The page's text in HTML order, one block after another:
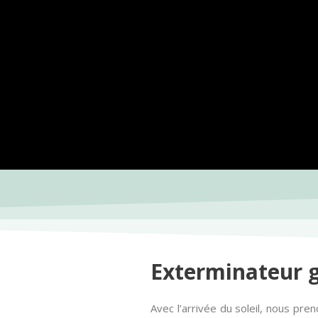
Exterminateur
Avec l’arrivée du soleil, nous